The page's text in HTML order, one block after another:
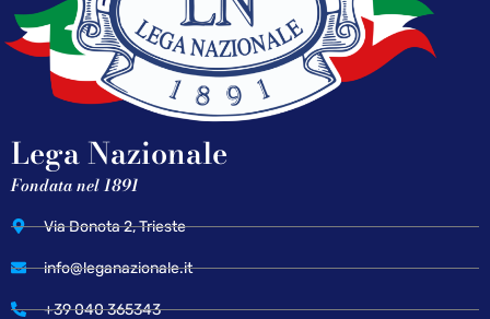
Lega Nazionale
Fondata nel 1891
Via Donota 2, Trieste
info@leganazionale.it
+39 040 365343